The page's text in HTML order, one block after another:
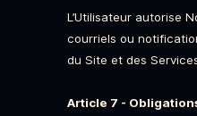
L’Utilisateur autorise
courriels ou
du Site et des
Article 7 -